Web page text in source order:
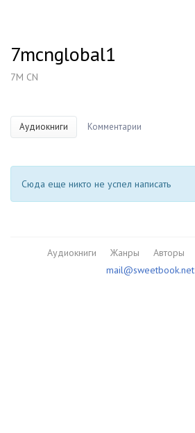
7mcnglobal1
7M CN
Аудиокниги Комментарии
Сюда еще никто не успел написать
Аудиокниги Жанры Авторы
mail@sweetbook.net